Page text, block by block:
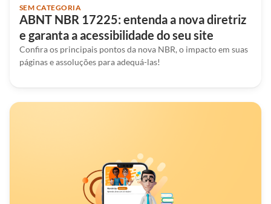
SEM CATEGORIA
ABNT NBR 17225: entenda a nova diretriz
e garanta a acessibilidade do seu site
Confira os principais pontos da nova NBR, o impacto em suas
páginas e assoluções para adequá-las!